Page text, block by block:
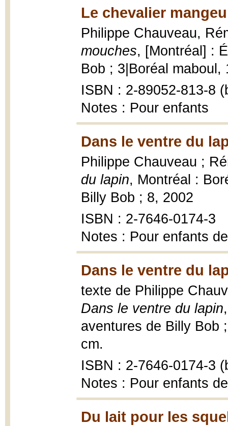
Le chevalier
Philippe Chauveau,
mouches, [Montréal] :
Bob ; 3|Boréal
ISBN : 2-89052-813-8
Notes : Pour enfants
Dans le ventre du
Philippe Chauveau ;
du lapin, Montréal :
Billy Bob ; 8, 2002
ISBN : 2-7646-0174-3
Notes : Pour enfants
Dans le ventre du
texte de Philippe
Dans le ventre du lapin
aventures de Billy Bob
cm.
ISBN : 2-7646-0174-3
Notes : Pour enfants
Du lait pour les